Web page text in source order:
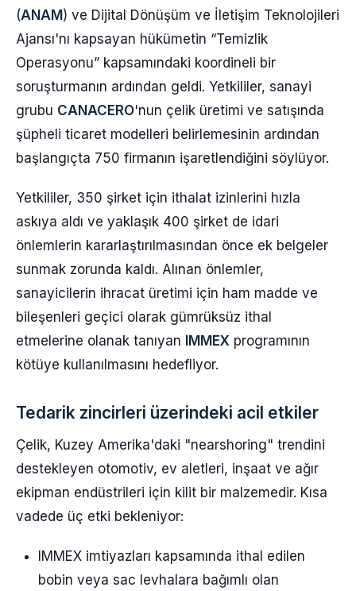
(ANAM ) ve Dijital Dönüşüm ve İletişim Teknolojileri
Ajansı'nı kapsayan hükümetin “Temizlik
Operasyonu” kapsamındaki koordineli bir
soruşturmanın ardından geldi. Yetkililer, sanayi
grubu CANACERO'nun çelik üretimi ve satışında
şüpheli ticaret modelleri belirlemesinin ardından
başlangıçta 750 firmanın işaretlendiğini söylüyor.
Yetkililer, 350 şirket için ithalat izinlerini hızla
askıya aldı ve yaklaşık 400 şirket de idari
önlemlerin kararlaştırılmasından önce ek belgeler
sunmak zorunda kaldı. Alınan önlemler,
sanayicilerin ihracat üretimi için ham madde ve
bileşenleri geçici olarak gümrüksüz ithal
etmelerine olanak tanıyan
IMMEX programının
kötüye kullanılmasını hedefliyor.
Tedarik zincirleri üzerindeki acil etkiler
Çelik, Kuzey Amerika'daki "nearshoring" trendini
destekleyen otomotiv, ev aletleri, inşaat ve ağır
ekipman endüstrileri için kilit bir malzemedir. Kısa
vadede üç etki bekleniyor:
IMMEX imtiyazları kapsamında ithal edilen
bobin veya sac levhalara bağımlı olan